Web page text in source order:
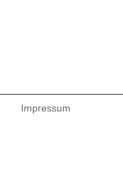
Impressum